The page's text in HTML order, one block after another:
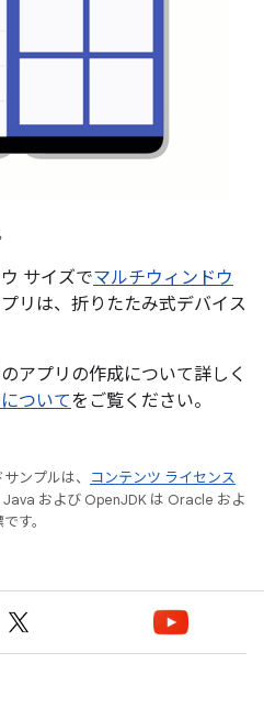
サイズでマルチウィンドウ
リは、折りたたみ式デバイス
アプリの作成について詳しく
ついてをご覧ください。
ンプルは、
コンテンツ ライセンス
および OpenJDK は Oracle およ
す。